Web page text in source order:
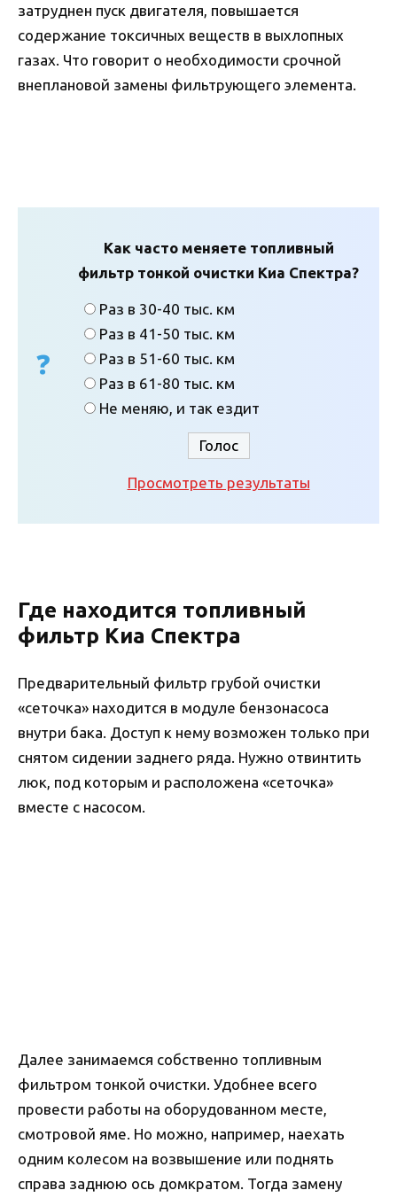
затруднен пуск двигателя, повышается
содержание токсичных веществ в выхлопных
газах. Что говорит о необходимости срочной
внеплановой замены фильтрующего элемента.
Как часто меняете топливный
фильтр тонкой очистки Киа Спектра?
Раз в 30-40 тыс. км
Раз в 41-50 тыс. км
Раз в 51-60 тыс. км
Раз в 61-80 тыс. км
Не меняю, и так ездит
Просмотреть результаты
Где находится топливный
фильтр Киа Спектра
Предварительный фильтр грубой очистки
«сеточка» находится в модуле бензонасоса
внутри бака. Доступ к нему возможен только при
снятом сидении заднего ряда. Нужно отвинтить
люк, под которым и расположена «сеточка»
вместе с насосом.
Далее занимаемся собственно топливным
фильтром тонкой очистки. Удобнее всего
провести работы на оборудованном месте,
смотровой яме. Но можно, например, наехать
одним колесом на возвышение или поднять
справа заднюю ось домкратом. Тогда замену